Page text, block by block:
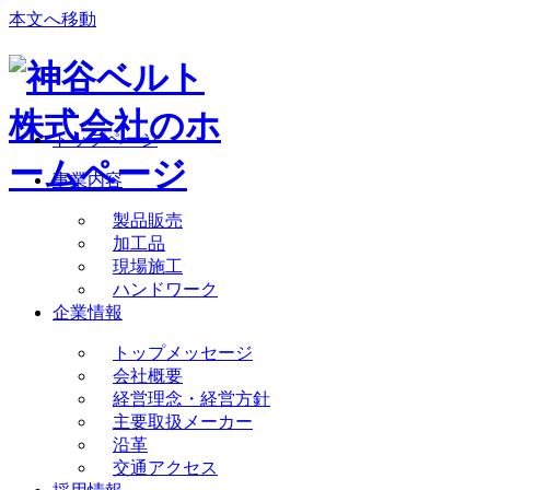
本文へ移動
トップページ
事業内容
製品販売
加工品
現場施工
ハンドワーク
企業情報
トップメッセージ
会社概要
経営理念・経営方針
主要取扱メーカー
沿革
交通アクセス